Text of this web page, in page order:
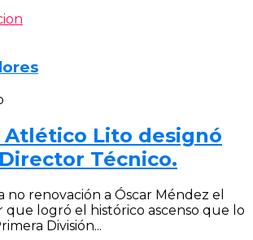
Atlético Lito designó
Técnico.
no renovación a Óscar Méndez el
logró el histórico ascenso que lo
División...